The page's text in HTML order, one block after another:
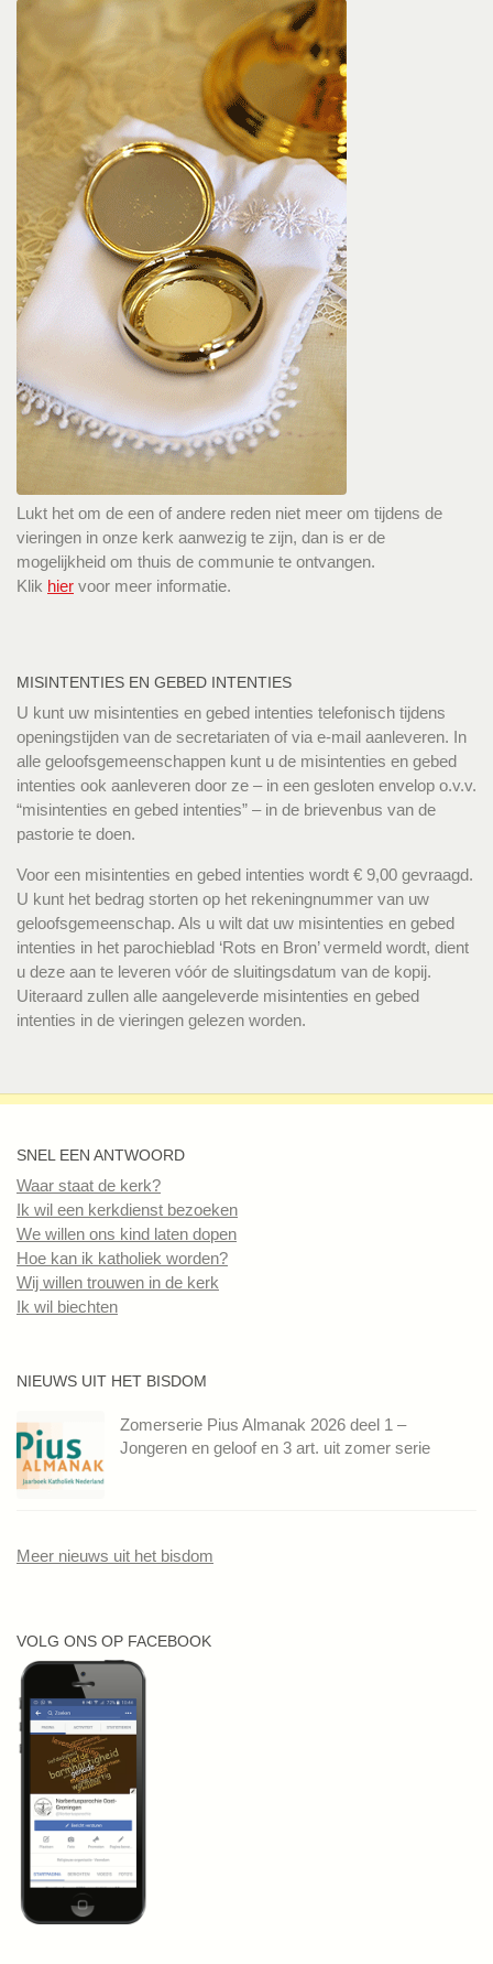
Lukt het om de een of andere reden niet meer om tijdens de
vieringen in onze kerk aanwezig te zijn, dan is er de
mogelijkheid om thuis de communie te ontvangen.
Klik hier voor meer informatie.
MISINTENTIES EN GEBED INTENTIES
U kunt uw misintenties en gebed intenties telefonisch tijdens
openingstijden van de secretariaten of via e-mail aanleveren. In
alle geloofsgemeenschappen kunt u de misintenties en gebed
intenties ook aanleveren door ze – in een gesloten envelop o.v.v.
“misintenties en gebed intenties” – in de brievenbus van de
pastorie te doen.
Voor een misintenties en gebed intenties wordt € 9,00 gevraagd.
U kunt het bedrag storten op het rekeningnummer van uw
geloofsgemeenschap. Als u wilt dat uw misintenties en gebed
intenties in het parochieblad ‘Rots en Bron’ vermeld wordt, dient
u deze aan te leveren vóór de sluitingsdatum van de kopij.
Uiteraard zullen alle aangeleverde misintenties en gebed
intenties in de vieringen gelezen worden.
SNEL EEN ANTWOORD
Waar staat de kerk?
Ik wil een kerkdienst bezoeken
We willen ons kind laten dopen
Hoe kan ik katholiek worden?
Wij willen trouwen in de kerk
Ik wil biechten
NIEUWS UIT HET BISDOM
Zomerserie Pius Almanak 2026 deel 1 –
Jongeren en geloof en 3 art. uit zomer serie
Meer nieuws uit het bisdom
VOLG ONS OP FACEBOOK